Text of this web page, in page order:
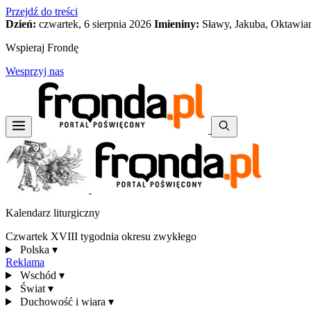
Przejdź do treści
Dzień: czwartek, 6 sierpnia 2026 Imieniny: Sławy, Jakuba,
Wspieraj Frondę
Wesprzyj nas
Kalendarz liturgiczny
Czwartek XVIII tygodnia okresu zwykłego
Polska ▾
Reklama
Wschód ▾
Świat ▾
Duchowość i wiara ▾